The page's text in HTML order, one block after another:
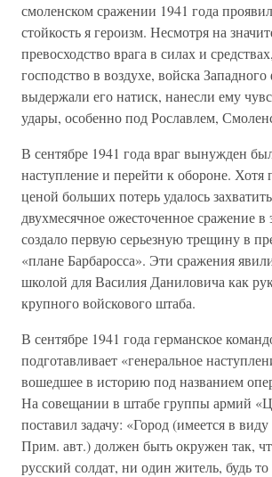
смоленском сражении 1941 года
стойкость я героизм. Несмотря на
превосходство врага в силах и
господство в воздухе, войска Западного
выдержали его натиск, нанесли ему
удары, особенно под Рославлем,
В сентябре 1941 года враг вынужден
наступление и перейти к обороне. Хотя
ценой больших потерь удалось
двухмесячное ожесточенное сражение в
создало первую серьезную трещину в
«плане Барбаросса». Эти сражения
школой для Василия Даниловича как
крупного войскового штаба.
В сентябре 1941 года германское
подготавливает «генеральное
вошедшее в историю под названием
На совещании в штабе группы армий
поставил задачу: «Город (имеется в
Прим. авт.) должен быть окружен так,
русский солдат, ни один житель, будь